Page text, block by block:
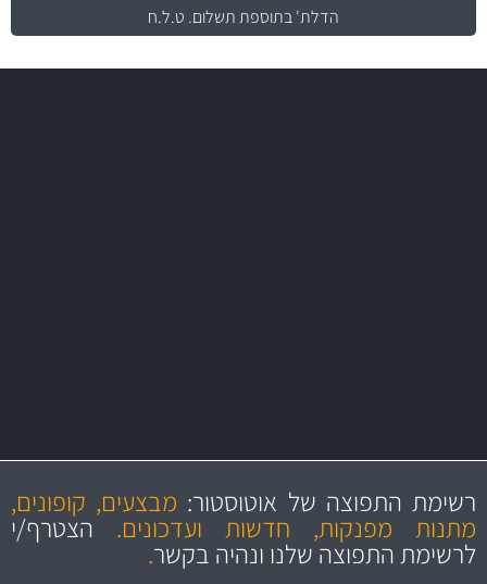
הדלת' בתוספת תשלום. ט.ל.ח
מקצועיות
ושירות מצויין
מחירים
הוגנים
והיצע מוצרים איכותירשימת התפוצה של אוטוסטור: מבצעים, קופונים,
מתנות מפנקות, חדשות ועדכונים.הצטרף/י
לרשימת התפוצה שלנו ונהיה בקשר.